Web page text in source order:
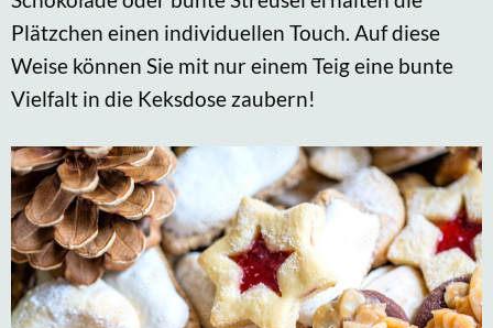
Plätzchen einen individuellen Touch. Auf diese
Weise können Sie mit nur einem Teig eine bunte
Vielfalt in die Keksdose zaubern!